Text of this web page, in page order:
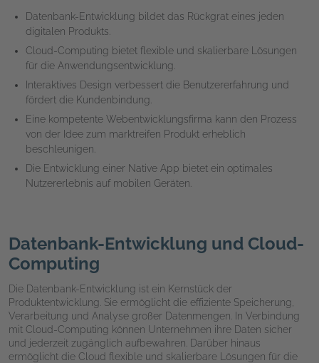
Datenbank-Entwicklung bildet das Rückgrat eines jeden
digitalen Produkts.
Cloud-Computing bietet flexible und skalierbare Lösungen
für die Anwendungsentwicklung.
Interaktives Design verbessert die Benutzererfahrung und
fördert die Kundenbindung.
Eine kompetente Webentwicklungsfirma kann den Prozess
von der Idee zum marktreifen Produkt erheblich
beschleunigen.
Die Entwicklung einer Native App bietet ein optimales
Nutzererlebnis auf mobilen Geräten.
Datenbank-Entwicklung und Cloud-
Computing
Die Datenbank-Entwicklung ist ein Kernstück der
Produktentwicklung. Sie ermöglicht die effiziente Speicherung,
Verarbeitung und Analyse großer Datenmengen. In Verbindung
mit Cloud-Computing können Unternehmen ihre Daten sicher
und jederzeit zugänglich aufbewahren. Darüber hinaus
ermöglicht die Cloud flexible und skalierbare Lösungen für die